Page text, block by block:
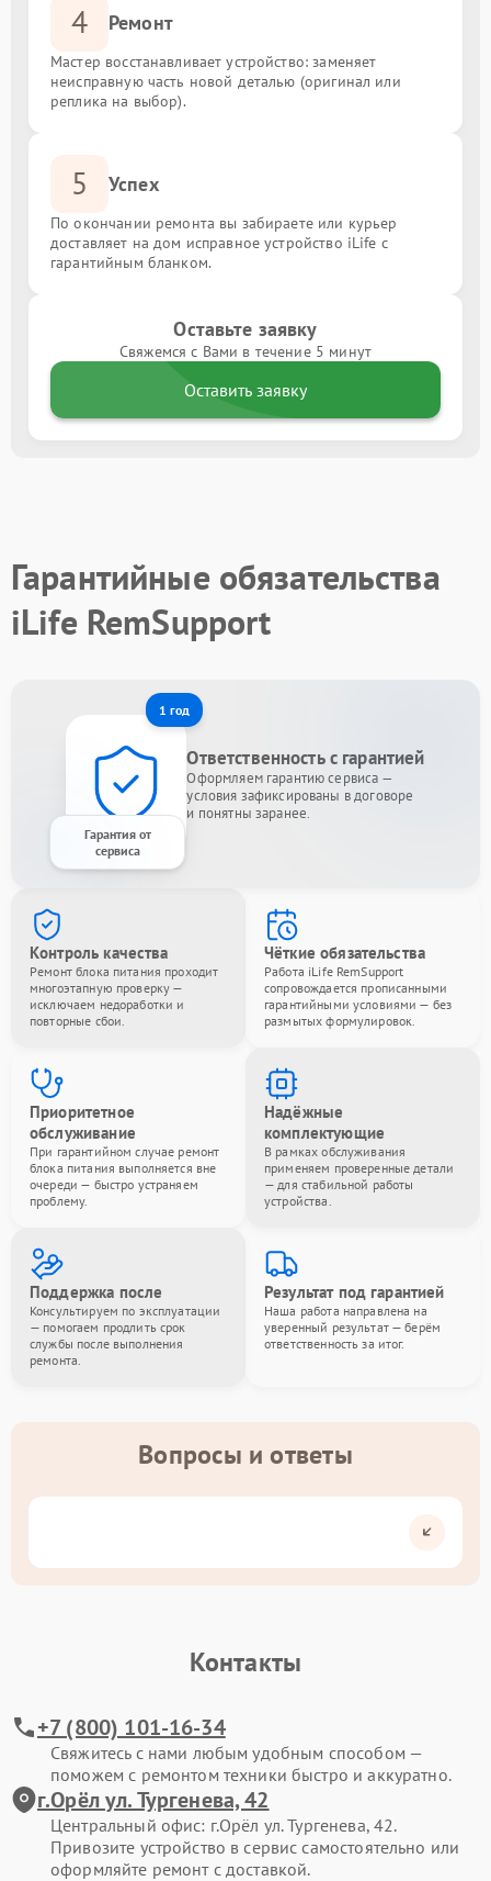
4 Ремонт
Мастер восстанавливает устройство: заменяет
неисправную часть новой деталью (оригинал или
реплика на выбор).
5 Успех
По окончании ремонта вы забираете или курьер
доставляет на дом исправное устройство iLife с
гарантийным бланком.
Оставьте заявку
Свяжемся с Вами в течение 5 минут
Оставить заявку
Гарантийные обязательства
iLife RemSupport
1 год
Гарантия от
сервиса
Ответственность с гарантией
Оформляем гарантию сервиса —
условия зафиксированы в договоре
и понятны заранее.
Контроль качества
Ремонт блока питания проходит
многоэтапную проверку —
исключаем недоработки и
повторные сбои.
Чёткие обязательства
Работа iLife RemSupport
сопровождается прописанными
гарантийными условиями — без
размытых формулировок.
Приоритетное
обслуживание
При гарантийном случае ремонт
блока питания выполняется вне
очереди — быстро устраняем
проблему.
Надёжные
комплектующие
В рамках обслуживания
применяем проверенные детали
— для стабильной работы
устройства.
Поддержка после
Консультируем по эксплуатации
— помогаем продлить срок
службы после выполнения
ремонта.
Результат под гарантией
Наша работа направлена на
уверенный результат — берём
ответственность за итог.
Вопросы и ответы
Контакты
+7 (800) 101-16-34
Свяжитесь с нами любым удобным способом —
поможем с ремонтом техники быстро и аккуратно.
г.Орёл ул. Тургенева, 42
Центральный офис: г.Орёл ул. Тургенева, 42.
Привозите устройство в сервис самостоятельно или
оформляйте ремонт с доставкой.